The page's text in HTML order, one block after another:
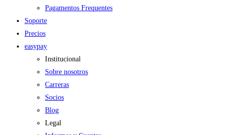
Pagamentos Frequentes
Soporte
Precios
easypay
Institucional
Sobre nosotros
Carreras
Socios
Blog
Legal